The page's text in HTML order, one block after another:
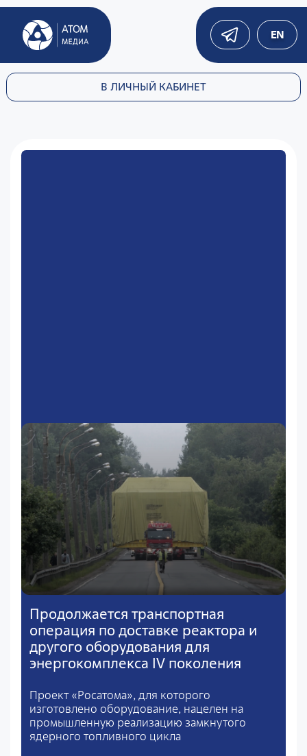
EN
В ЛИЧНЫЙ КАБИНЕТ
Продолжается транспортная
операция по доставке реактора и
другого оборудования для
энергокомплекса IV поколения
Проект «Росатома», для которого
изготовлено оборудование, нацелен на
промышленную реализацию замкнутого
ядерного топливного цикла